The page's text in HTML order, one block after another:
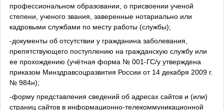
профессиональном образовании, о присвоении ученой
степени, ученого звания, заверенные нотариально или
кадровыми службами по месту работы (службы);
-документы об отсутствии у гражданина заболевания,
препятствующего поступлению на гражданскую службу или
ее прохождению (учётная форма № 001-ГС/у утверждена
приказом Минздравсоцразвития России от 14 декабря 2009 г.
№ 984н);
-форму представления сведений об адресах сайтов и (или)
страниц сайтов в информационно-телекоммуникационной